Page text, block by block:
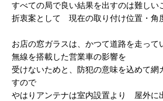
すべての局で良い結果を出すのは難しい
折衷案として 現在の取り付け位置・角
お店の窓ガラスは、かつて道路を走って
無線を搭載した営業車の影響を
受けないためと、防犯の意味を込めて網
すので
やはりアンテナは室内設置より 屋外に